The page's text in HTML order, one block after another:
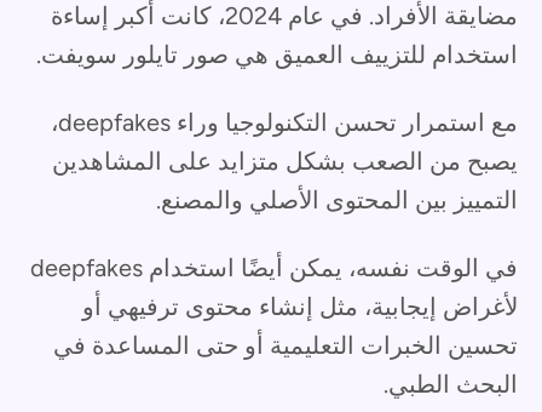
مضايقة الأفراد. في عام 2024، كانت أكبر إساءة
استخدام للتزييف العميق هي صور تايلور سويفت.
مع استمرار تحسن التكنولوجيا وراء deepfakes،
يصبح من الصعب بشكل متزايد على المشاهدين
التمييز بين المحتوى الأصلي والمصنع.
في الوقت نفسه، يمكن أيضًا استخدام deepfakes
لأغراض إيجابية، مثل إنشاء محتوى ترفيهي أو
تحسين الخبرات التعليمية أو حتى المساعدة في
البحث الطبي.